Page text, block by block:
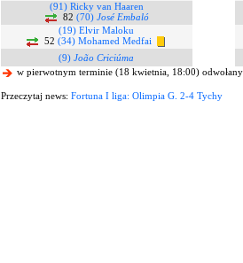
(91) Ricky van Haaren
82 (70) José Embaló
(19) Elvir Maloku
52 (34) Mohamed Medfai
(9) João Criciúma
w pierwotnym terminie (18 kwietnia, 18:00)
Przeczytaj news: Fortuna I liga: Olimpia G. 2-4 Tychy